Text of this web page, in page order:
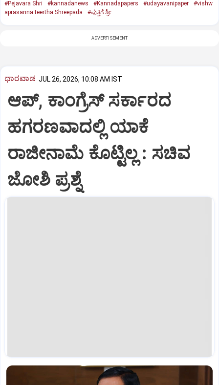
#Pejavara Shri #kannadanews #Kannadapapers #udayavanipaper
#vishw
aprasanna teertha Shreepada
#ಪುತ್ತಿಗೆ ಶ್ರೀ
ADVERTISEMENT
ಧಾರವಾಡ JUL 26, 2026, 10:08 AM IST
ಆಪ್, ಕಾಂಗ್ರೆಸ್ ಸರ್ಕಾರದ
ಹಗರಣವಾದಲ್ಲಿ ಯಾಕೆ
ರಾಜೀನಾಮೆ ಕೊಟ್ಟಿಲ್ಲ : ಸಚಿವ
ಜೋಶಿ ಪ್ರಶ್ನೆ